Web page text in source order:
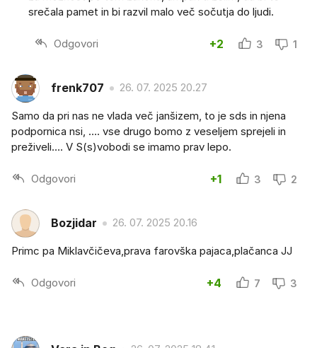
srečala pamet in bi razvil malo več sočutja do ljudi.
Odgovori +2 3 1
frenk707 26. 07. 2025 20.27
Samo da pri nas ne vlada več janšizem, to je sds in njena
podpornica nsi, …. vse drugo bomo z veseljem sprejeli in
preživeli…. V S(s)vobodi se imamo prav lepo.
Odgovori +1 3 2
Bozjidar 26. 07. 2025 20.16
Primc pa Miklavčičeva,prava farovška pajaca,plačanca JJ
Odgovori +4 7 3